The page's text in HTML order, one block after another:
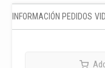
INFORMACIÓN PEDIDOS